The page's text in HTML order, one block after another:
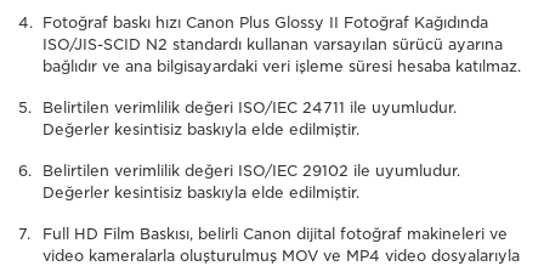
Fotoğraf baskı hızı Canon Plus Glossy II Fotoğraf Kağıdında
ISO/JIS-SCID N2 standardı kullanan varsayılan sürücü ayarına
bağlıdır ve ana bilgisayardaki veri işleme süresi hesaba katılmaz.
Belirtilen verimlilik değeri ISO/IEC 24711 ile uyumludur.
Değerler kesintisiz baskıyla elde edilmiştir.
Belirtilen verimlilik değeri ISO/IEC 29102 ile uyumludur.
Değerler kesintisiz baskıyla elde edilmiştir.
Full HD Film Baskısı, belirli Canon dijital fotoğraf makineleri ve
video kameralarla oluşturulmuş MOV ve MP4 video dosyalarıyla